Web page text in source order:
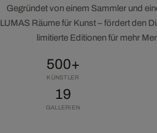
Gegründet von einem Sammler und
LUMAS Räume für Kunst – fördert den
limitierte Editionen für mehr
500+
KÜNSTLER
19
GALLERIEN